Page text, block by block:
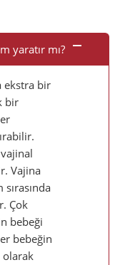
yaratır mı?
ekstra bir
bir
Vajina
Çok
bebeği
bebeğin
olarak